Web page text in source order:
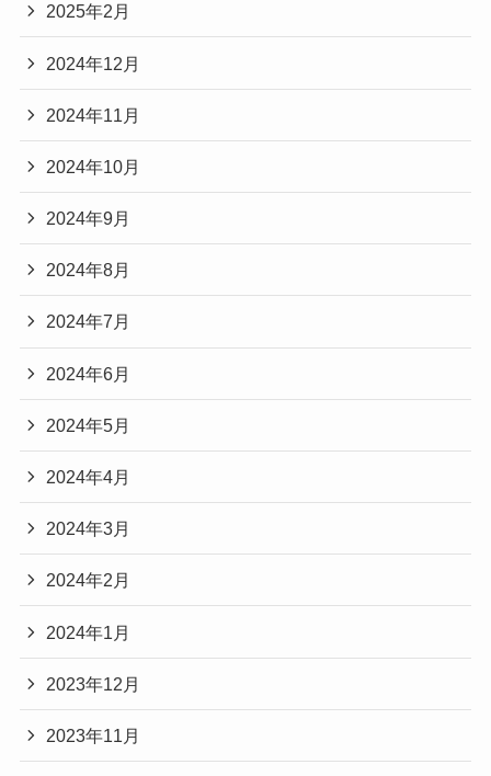
2025年2月
2024年12月
2024年11月
2024年10月
2024年9月
2024年8月
2024年7月
2024年6月
2024年5月
2024年4月
2024年3月
2024年2月
2024年1月
2023年12月
2023年11月